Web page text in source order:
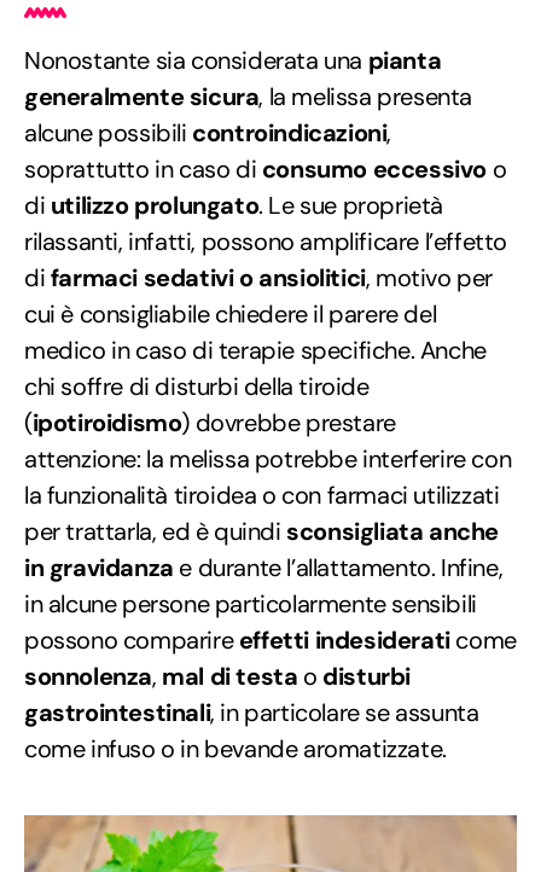
Nonostante sia considerata una pianta
generalmente sicura, la melissa presenta
alcune possibili controindicazioni,
soprattutto in caso di consumo eccessivo o
di utilizzo prolungato. Le sue proprietà
rilassanti, infatti, possono amplificare l’effetto
difarmaci sedativi o ansiolitici, motivo per
cui è consigliabile chiedere il parere del
medico in caso di terapie specifiche. Anche
chi soffre di disturbi della tiroide
(ipotiroidismo) dovrebbe prestare
attenzione: la melissa potrebbe interferire con
la funzionalità tiroidea o con farmaci utilizzati
per trattarla, ed è quindi sconsigliata anche
in gravidanza e durante l’allattamento. Infine,
in alcune persone particolarmente sensibili
possono comparireeffetti indesideraticome
sonnolenza, mal di testa o disturbi
gastrointestinali, in particolare se assunta
come infuso o in bevande aromatizzate.